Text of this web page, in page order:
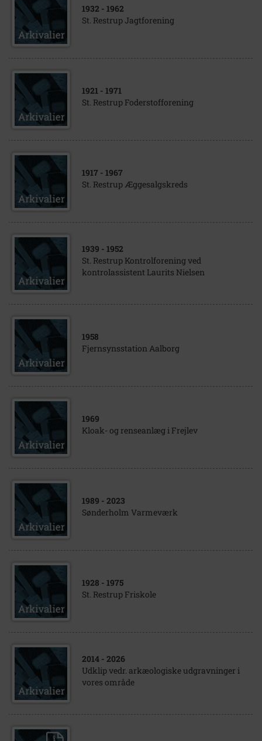
1932 - 1962
St. Restrup Jagtforening
1921 - 1971
St. Restrup Foderstofforening
1917 - 1967
St. Restrup Æggesalgskreds
1939 - 1952
St. Restrup Kontrolforening ved
kontrolassistent Laurits Nielsen
1958
Fjernsynsstation Aalborg
1969
Kloak- og renseanlæg i Frejlev
1989 - 2023
Sønderholm Varmeværk
1928 - 1975
St. Restrup Friskole
2014 - 2026
Udklip vedr. arkæologiske udgravninger i
vores område